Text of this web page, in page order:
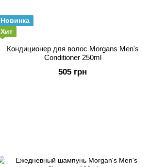
Новинка
Хит
Кондиционер для волос Morgans Men's
Conditioner 250ml
505 грн